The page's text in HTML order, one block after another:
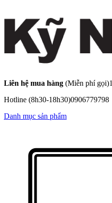
Liên hệ mua hàng (Miễn phí gọi)
Hotline (8h30-18h30)0906779798
Danh mục sản phẩm